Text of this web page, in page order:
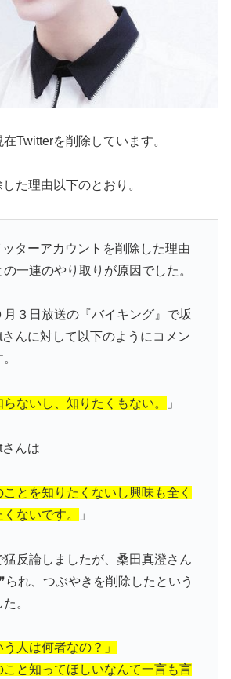
Twitterを削除しています。
た理由以下のとおり。
ターアカウントを削除した理由
一連のやり取りが原因でした。
月３日放送の『バイキング』で坂
さんに対して以下のようにコメン
ないし、知りたくもない。 」
んは
とを知りたくないし興味も全く
ないです。
」
猛反論しましたが、桑田真澄さん
られ、つぶやきを削除したという
。
う人は何者なの？」
こと知ってほしいなんて一言も言